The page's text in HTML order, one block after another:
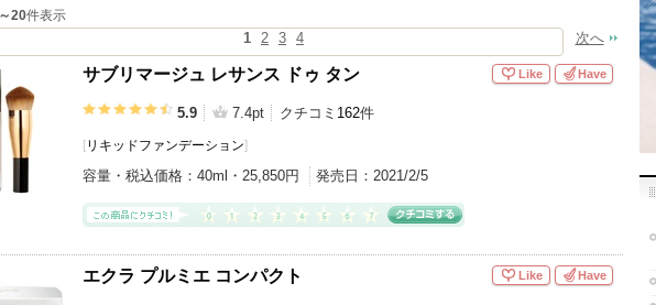
20件表示
1 2 3 4 次へ
サブリマージュ レサンス ドゥ タン
5.9 7.4pt クチコミ 162件
[リキッドファンデーション]
容量・税込価格： 40ml・25,850円 発売日： 2021/2/5
Like Have
エクラ プルミエ コンパクト Like Have